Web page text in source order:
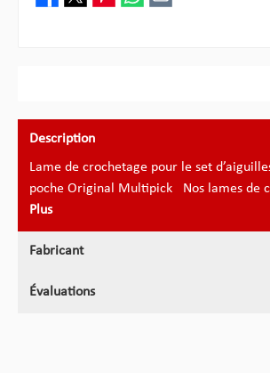
Description
Lame de crochetage pour le set
poche Original Multipick Nos lames de
Plus
Fabricant
Évaluations